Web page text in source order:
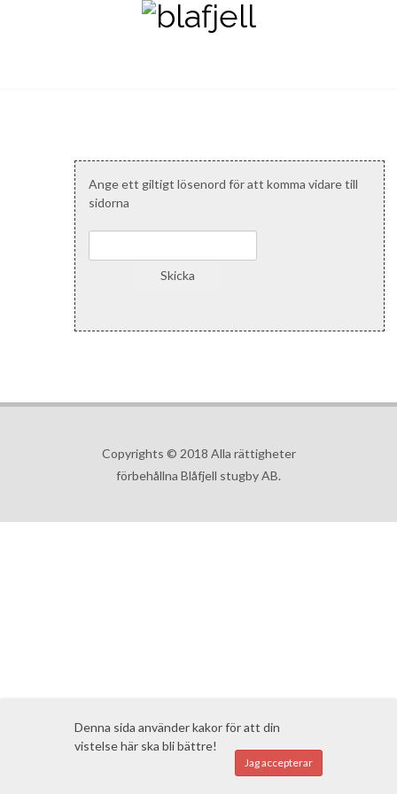
Ange ett giltigt lösenord för att komma vidare till
sidorna
Copyrights © 2018 Alla rättigheter
förbehållna Blåfjell stugby AB.
Denna sida använder kakor för att din
vistelse här ska bli bättre!
Jag accepterar